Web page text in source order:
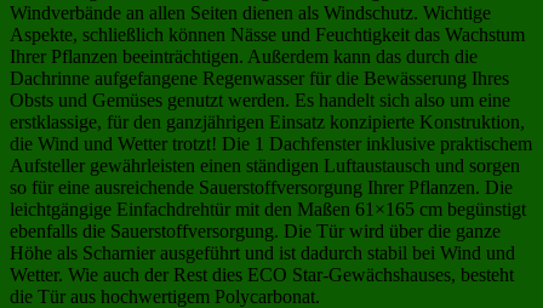
Windverbände an allen Seiten dienen als Windschutz. Wichtige
Aspekte, schließlich können Nässe und Feuchtigkeit das Wachstum
Ihrer Pflanzen beeinträchtigen. Außerdem kann das durch die
Dachrinne aufgefangene Regenwasser für die Bewässerung Ihres
Obsts und Gemüses genutzt werden. Es handelt sich also um eine
erstklassige, für den ganzjährigen Einsatz konzipierte Konstruktion,
die Wind und Wetter trotzt! Die 1 Dachfenster inklusive praktischem
Aufsteller gewährleisten einen ständigen Luftaustausch und sorgen
so für eine ausreichende Sauerstoffversorgung Ihrer Pflanzen. Die
leichtgängige Einfachdrehtür mit den Maßen 61×165 cm begünstigt
ebenfalls die Sauerstoffversorgung. Die Tür wird über die ganze
Höhe als Scharnier ausgeführt und ist dadurch stabil bei Wind und
Wetter. Wie auch der Rest dies ECO Star-Gewächshauses, besteht
die Tür aus hochwertigem Polycarbonat.